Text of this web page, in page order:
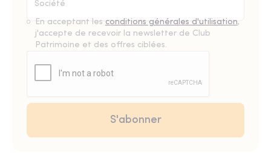
En acceptant les conditions générales d'utilisation,
j'accepte de recevoir la newsletter de Club
Patrimoine et des offres ciblées.